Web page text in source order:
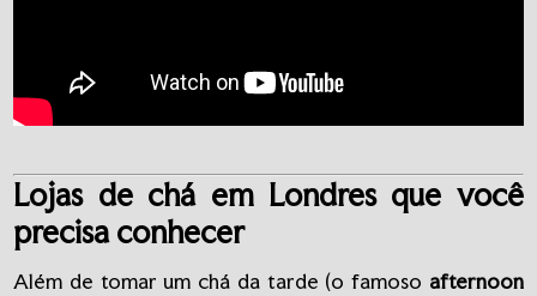
Lojas de chá em Londres que você
precisa conhecer
Além de tomar um chá da tarde (o famoso afternoon